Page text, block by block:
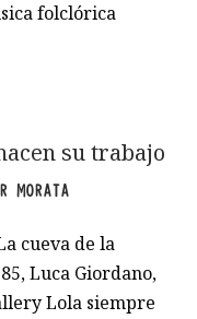
folclórica
su trabajo
MORATA
cueva de la
Luca Giordano,
Lola siempre